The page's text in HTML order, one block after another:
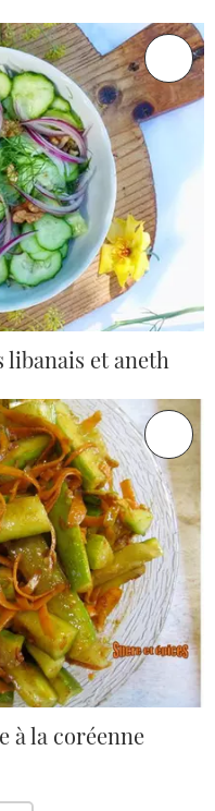
libanais et aneth
à la coréenne